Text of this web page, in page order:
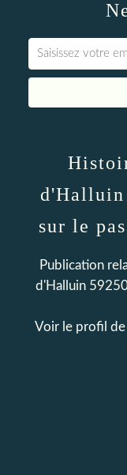
d'Halluin
sur le
Publication
d'Halluin
Voir le profil de